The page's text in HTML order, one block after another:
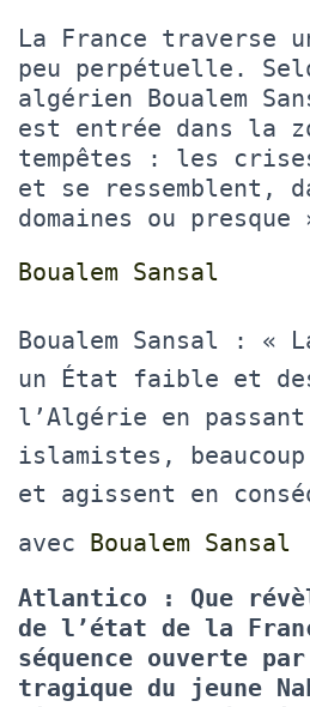
La France traverse
peu perpétuelle.
algérien Boualem
est entrée dans la
tempêtes : les
et se ressemblent,
domaines ou presque
Boualem Sansal
Boualem Sansal : «
un État faible et
l’Algérie en
islamistes,
et agissent en
avec Boualem Sansal
Atlantico : Que
de l’état de la
séquence ouverte
tragique du jeune